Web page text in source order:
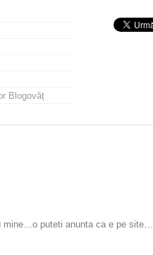
Blogovăț
puteti anunta ca e pe